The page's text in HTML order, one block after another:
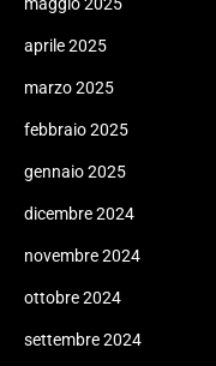
aprile 2025
marzo 2025
febbraio 2025
gennaio 2025
dicembre 2024
novembre 2024
ottobre 2024
settembre 2024